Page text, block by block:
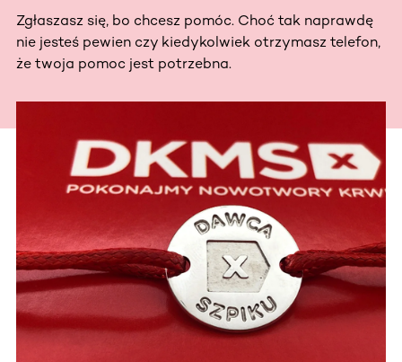
Zgłaszasz się, bo chcesz pomóc. Choć tak naprawdę
nie jesteś pewien czy kiedykolwiek otrzymasz telefon,
że twoja pomoc jest potrzebna.